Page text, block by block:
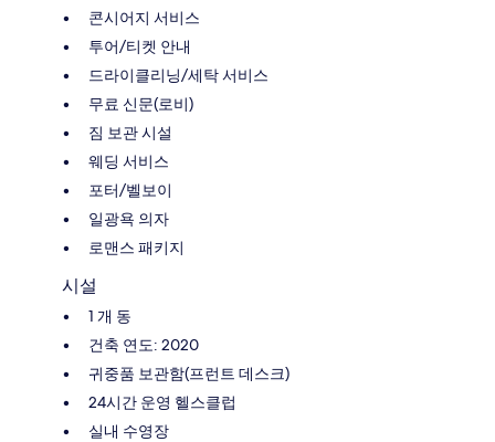
콘시어지 서비스
투어/티켓 안내
드라이클리닝/세탁 서비스
무료 신문(로비)
짐 보관 시설
웨딩 서비스
포터/벨보이
일광욕 의자
로맨스 패키지
시설
1 개 동
건축 연도: 2020
귀중품 보관함(프런트 데스크)
24시간 운영 헬스클럽
실내 수영장